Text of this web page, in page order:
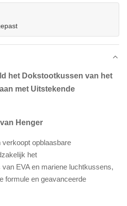
het Dokstootkussen van het
met Uitstekende
Henger
opblaasbare
het
EVA en mariene luchtkussens,
formule en geavanceerde